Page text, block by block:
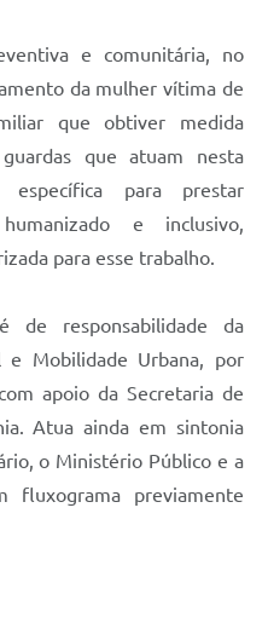
e comunitária, no
da mulher vítima de
que obtiver medida
que atuam nesta
específica para prestar
e inclusivo,
para esse trabalho.
de responsabilidade da
e Mobilidade Urbana, por
apoio da Secretaria de
Atua ainda em sintonia
o Ministério Público e a
fluxograma previamente